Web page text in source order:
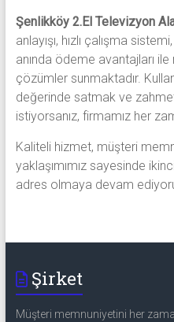
Şenlikköy 2.El Televizyon
anlayışı, hızlı çalışma
anında ödeme avantajları
çözümler sunmaktadır.
değerinde satmak ve
istiyorsanız, firmamız her
Kaliteli hizmet, müşteri
yaklaşımımız sayesinde
adres olmaya devam
Şirket
Müşteri memnuniyetini her